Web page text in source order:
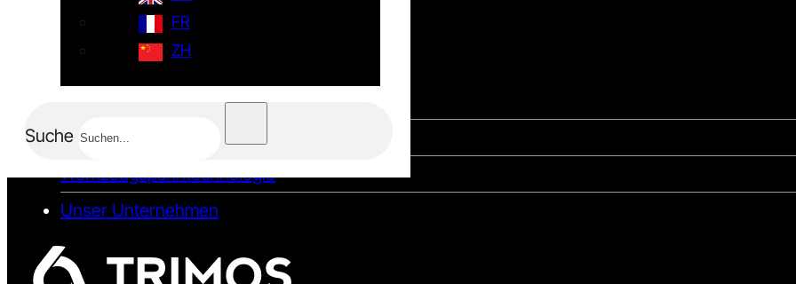
FR
ZH
Suche
Sonstiger Kontakt
SCHNELLZUGRIFFE
Voreinstelltechnologie
Schrumpftechnologie
Werkzeugspanntechnologie
Unser Unternehmen